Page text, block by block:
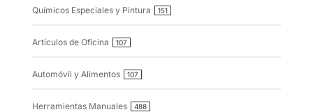
Químicos Especiales y Pintura 151
Artículos de Oficina 107
Automóvil y Alimentos 107
Herramientas Manuales 488